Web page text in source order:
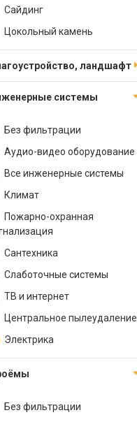
Сайдинг
Цокольный камень
ландшафт
системы
Без фильтрации
Аудио-видео оборудование
Все инженерные системы
Климат
Пожарно-охранная
Сантехника
Слаботочные системы
ТВ и интернет
Центральное пылеудаление
Электрика
Без фильтрации